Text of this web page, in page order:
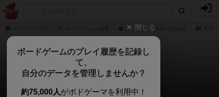
コンセプトの通販/商品詳細
コンセプト
20件のレビュー
閉じる
ボードゲームのプレイ履歴を記録し
て、
自分のデータを管理しませんか？
約75,000人がボドゲーマを利用中！